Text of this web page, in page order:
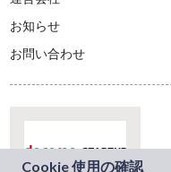
お知らせ
お問い合わせ